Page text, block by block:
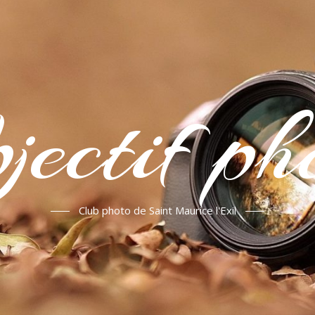
Club photo de Saint Maurice l'Exil